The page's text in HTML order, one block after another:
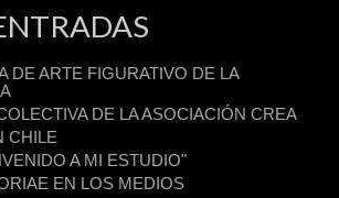
DE ARTE FIGURATIVO DE LA
DE LA ASOCIACIÓN CREA
CHILE
A MI ESTUDIO"
EN LOS MEDIOS